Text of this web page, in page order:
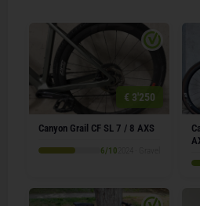
€ 3'250
Canyon Grail CF SL 7 / 8 AXS
6/10